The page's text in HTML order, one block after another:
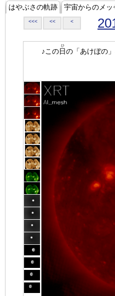
はやぶさの軌跡 宇宙からのメッ
<<< << <
♪この日
ひ
の「あけぼの」